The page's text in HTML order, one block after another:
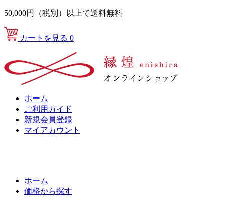
50,000円（税別）以上で送料無料
カートを見る 0
ホーム
ご利用ガイド
新規会員登録
マイアカウント
ホーム
価格から探す